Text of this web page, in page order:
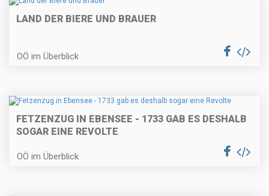
LAND DER BIERE UND BRAUER
OÖ im Überblick
FETZENZUG IN EBENSEE - 1733 GAB ES DESHALB
SOGAR EINE REVOLTE
OÖ im Überblick